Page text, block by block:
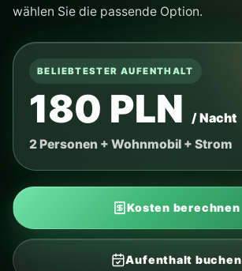
wählen Sie die passende Option.
BELIEBTESTER AUFENTHALT
180 PLN / Nacht
2 Personen + Wohnmobil + Strom
Kosten berechnen
Aufenthalt buchen